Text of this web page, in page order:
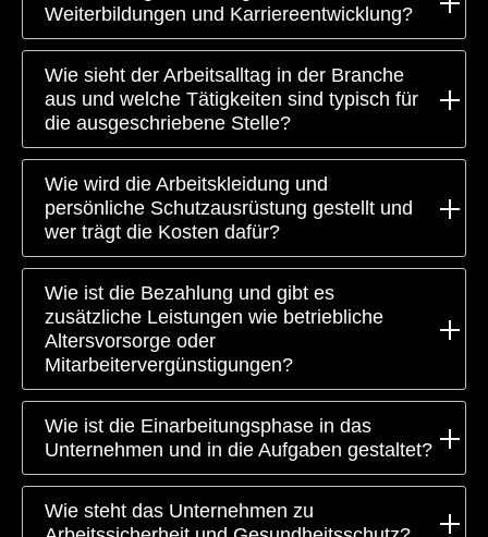
Weiterbildungen und Karriereentwicklung?
Wie sieht der Arbeitsalltag in der Branche
aus und welche Tätigkeiten sind typisch für
die ausgeschriebene Stelle?
Wie wird die Arbeitskleidung und
persönliche Schutzausrüstung gestellt und
wer trägt die Kosten dafür?
Wie ist die Bezahlung und gibt es
zusätzliche Leistungen wie betriebliche
Altersvorsorge oder
Mitarbeitervergünstigungen?
Wie ist die Einarbeitungsphase in das
Unternehmen und in die Aufgaben gestaltet?
Wie steht das Unternehmen zu